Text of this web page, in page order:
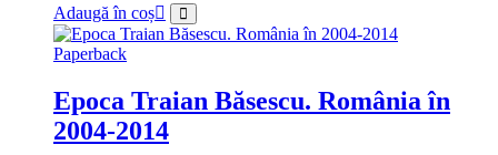
Adaugă în coș
Paperback
Epoca Traian Băsescu. România în
2004‑2014